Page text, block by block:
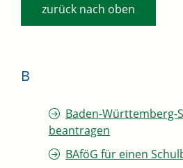
zurück nach oben
B
Baden-Württemberg-
beantragen
BAföG für einen